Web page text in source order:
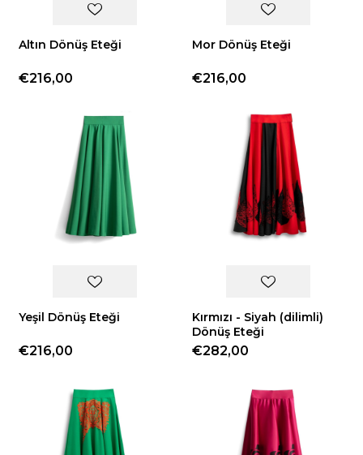
Altın Dönüş Eteği
€216,00
Mor Dönüş Eteği
€216,00
Yeşil Dönüş Eteği
€216,00
Kırmızı - Siyah (dilimli)
Dönüş Eteği
€282,00